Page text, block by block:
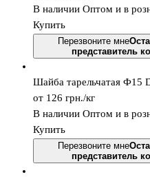
В наличии Оптом и в
Купить
Перезвоните мне
представитель
Шайба тарельчатая Ф15
от 126 грн./кг
В наличии Оптом и в
Купить
Перезвоните мне
представитель